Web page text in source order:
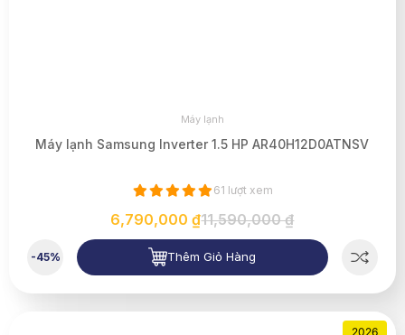
Máy lạnh
Máy lạnh Samsung Inverter 1.5 HP AR40H12D0ATNSV
61 lượt xem
6,790,000 ₫11,590,000 ₫
-45% Thêm Giỏ Hàng
2026